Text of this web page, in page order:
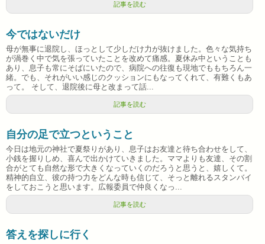
記事を読む
今ではないだけ
母が無事に退院し、ほっとして少しだけ力が抜けました。色々な気持ち
が渦巻く中で気を張っていたことを改めて痛感。夏休み中ということも
あり、息子も常にそばにいたので、病院への往復も現地でももちろん一
緒。でも、それがいい感じのクッションにもなってくれて、有難くもあ
って。 そして、退院後に母と改まって話...
記事を読む
自分の足で立つということ
今日は地元の神社で夏祭りがあり、息子はお友達と待ち合わせをして、
小銭を握りしめ、喜んで出かけていきました。ママよりも友達、その割
合がとても自然な形で大きくなっていくのだろうと思うと、嬉しくて。
精神的自立、彼の持つ力をどんな時も信じて、そっと離れるスタンバイ
をしておこうと思います。広報委員で仲良くなっ...
記事を読む
答えを探しに行く